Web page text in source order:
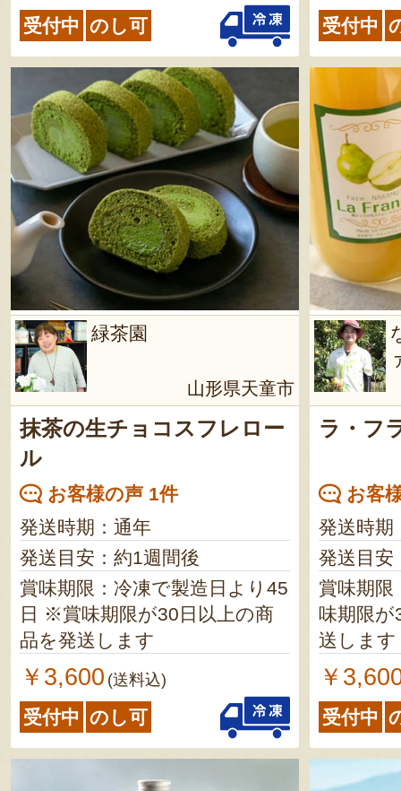
受付中 のし可 受付中
緑茶園
山形県天童市
抹茶の生チョコスフレロー
ル
お客様の声 1件
発送時期：通年
発送目安：約1週間後
賞味期限：冷凍で製造日より45
日 ※賞味期限が30日以上の商
品を発送します
￥3,600 (送料込)
受付中 のし可
ラ・フ
お客
発送時期
発送目安
賞味期限
味期限が
送します
￥
受付中